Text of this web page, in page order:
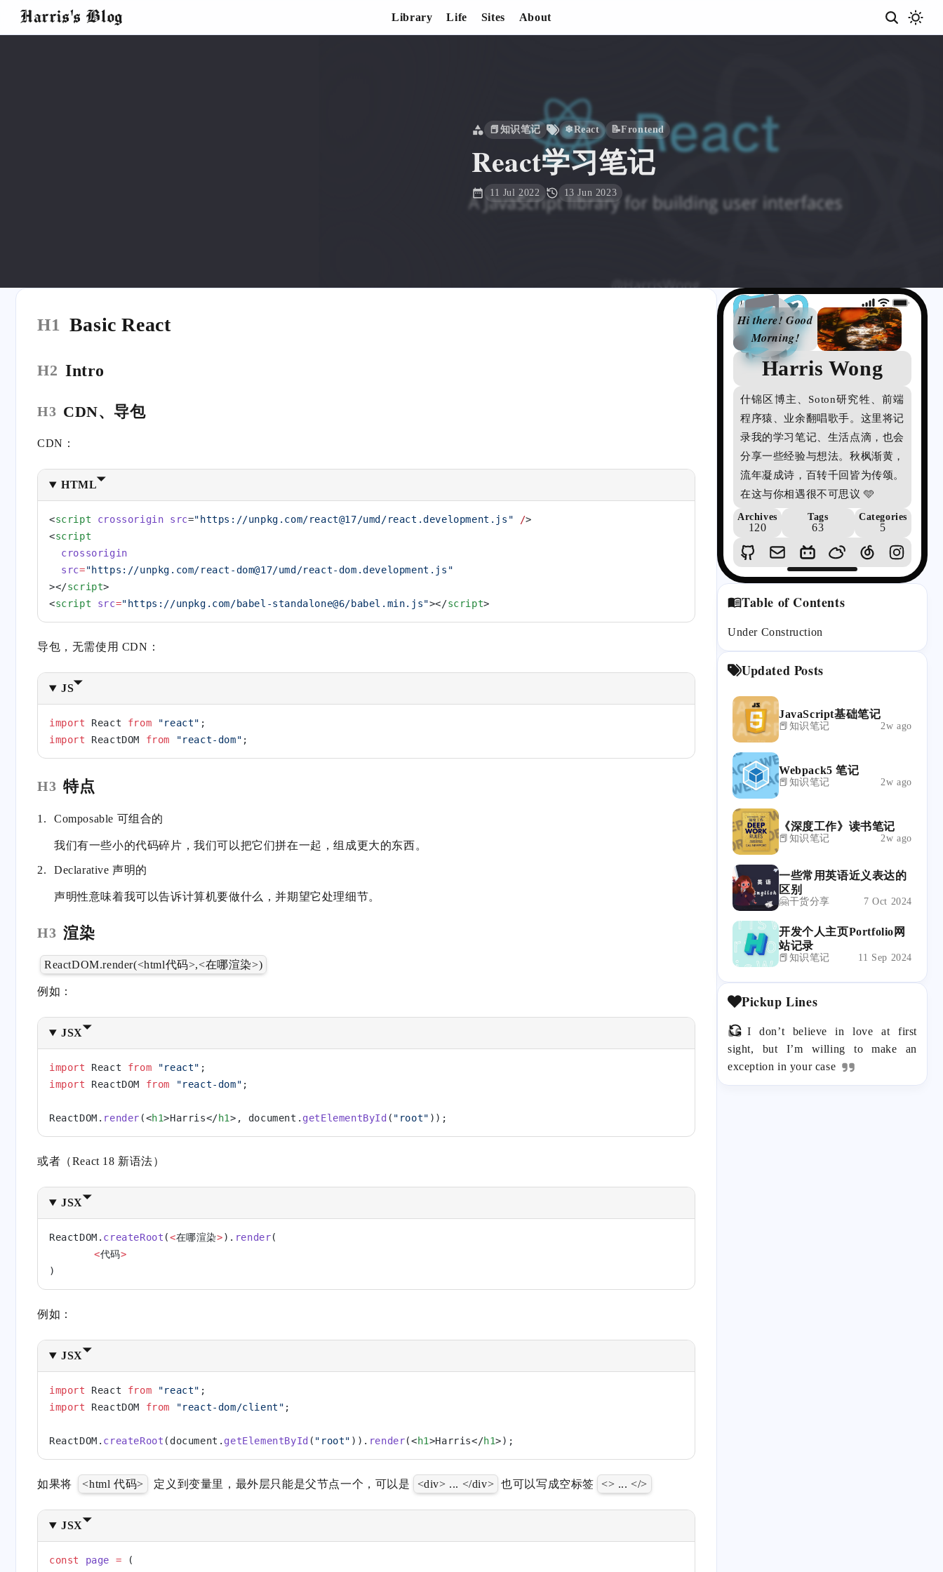
Harris's Blog Library Life Sites About
📕知识笔记 ❄React 📝Frontend
React学习笔记
11 Jul 2022 13 Jun 2023
H1 Basic React
H2 Intro
H3 CDN、导包
CDN：
HTML
<script crossorigin src="https://unpkg.com/react@17/umd/react.development.js" />
<script
  crossorigin
  src
="https://unpkg.com/react-dom@17/umd/react-dom.development.js"
></script>
<script src="https://unpkg.com/babel-standalone@6/babel.min.js"></script>
导包，无需使用 CDN：
JS
import React from "react" ;
import
ReactDOM from "react-dom" ;
H3 特点
Composable 可组合的
我们有一些小的代码碎片，我们可以把它们拼在一起，组成更大的东西。
Declarative 声明的
声明性意味着我可以告诉计算机要做什么，并期望它处理细节。
H3 渲染
ReactDOM.render(<html代码>,<在哪渲染>)
例如：
JSX
import React from "react" ;
import
ReactDOM from "react-dom" ;
ReactDOM. render (<h1>Harris</h1>, document. getElementById ( "root" ));
或者（React 18 新语法）
JSX
ReactDOM. createRoot (<在哪渲染>). render(
	<
代码>
)
例如：
JSX
import React from "react" ;
import
ReactDOM from "react-dom/client" ;
ReactDOM. createRoot (document. getElementById ( "root" )). render(<h1>Harris</h1>);
如果将 <html 代码> 定义到变量里，最外层只能是父节点一个，可以是 <div> ... </div> 也可以写成空标签 <> ... </>
JSX
const page = (
10:07
Hi there! Good
Morning!
Harris Wong
頌
の
博
客
什锦区博主、Soton研究牲、前端
程序猿、业余翻唱歌手。这里将记
录我的学习笔记、生活点滴，也会
分享一些经验与想法。秋枫渐黄，
流年凝成诗，百转千回皆为传颂。
在这与你相遇很不可思议 🩵
Archives
120
Tags
63
Categories
5
Table of Contents
Under Construction
Updated Posts
JavaScript基础笔记
📕知识笔记 2w ago
Webpack5 笔记
📕知识笔记 2w ago
《深度工作》读书笔记
📕知识笔记 2w ago
一些常用英语近义表达的
区别
🤗干货分享 7 Oct 2024
开发个人主页Portfolio网
站记录
📕知识笔记 11 Sep 2024
Pickup Lines
I don’t believe in love at first
sight, but I’m willing to make an
exception in your case